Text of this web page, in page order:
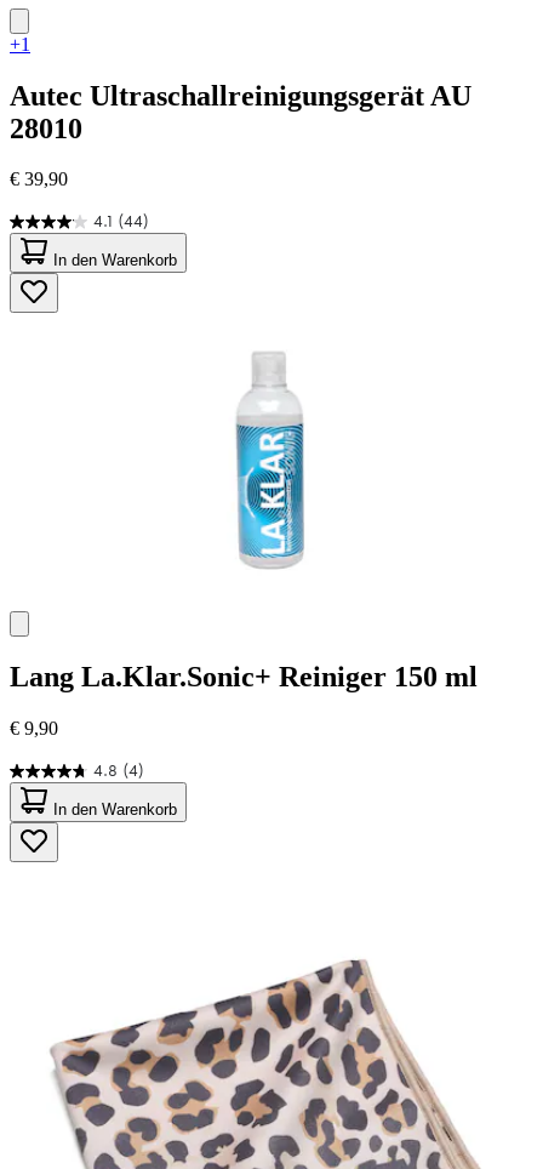
+1
Autec Ultraschallreinigungsgerät AU
28010
€ 39,90
4.1 (44)
4.1
von
5
Sternen.
44
In den Warenkorb
Lang La.Klar.Sonic+ Reiniger 150 ml
€ 9,90
4.8 (4)
4.8
von
5
Sternen.
4
In den Warenkorb